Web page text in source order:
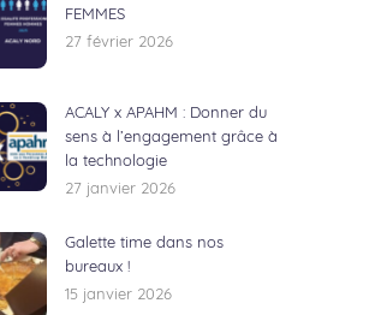
FEMMES
27 février 2026
ACALY x APAHM : Donner du
sens à l’engagement grâce à
la technologie
27 janvier 2026
Galette time dans nos
bureaux !
15 janvier 2026